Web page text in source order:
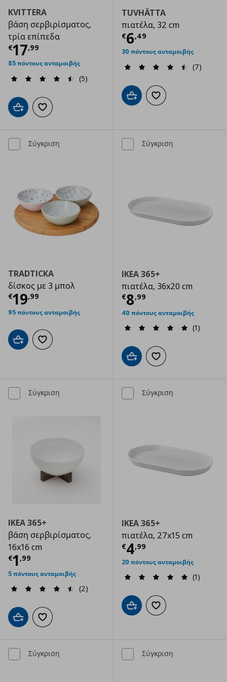
KVITTERA
βάση σερβιρίσματος,
τρία επίπεδα
€17,99
Τρέχουσα τιμή € 17,99
85 πόντους ανταμοιβής
(5)
Προσθήκη στο καλάθι
Προσθήκη στα αγαπημένα
TUVHÄTTA
πιατέλα, 32 cm
€6,49
Τρέχουσα
30 πόντους ανταμοιβής
(7)
Προσθήκη στο καλάθι
Προσθήκη στα
Σύγκριση
TRADTICKA
δίσκος με 3 μπολ
€19,99
Τρέχουσα τιμή € 19,99
95 πόντους ανταμοιβής
Προσθήκη στο καλάθι
Προσθήκη στα αγαπημένα
Σύγκριση
IKEA 365+
πιατέλα, 36x20 cm
€8,99
Τρέχουσα
40 πόντους ανταμοιβής
(1)
Προσθήκη στο καλάθι
Προσθήκη στα
Σύγκριση
IKEA 365+
βάση σερβιρίσματος,
16x16 cm
€1 ,99
Τρέχουσα τιμή € 1,99
5 πόντους ανταμοιβής
(2)
Προσθήκη στο καλάθι
Προσθήκη στα αγαπημένα
Σύγκριση
IKEA 365+
πιατέλα, 27x15 cm
€4,99
Τρέχουσα
20 πόντους ανταμοιβής
(1)
Προσθήκη στο καλάθι
Προσθήκη στα
Σύγκριση Σύγκριση